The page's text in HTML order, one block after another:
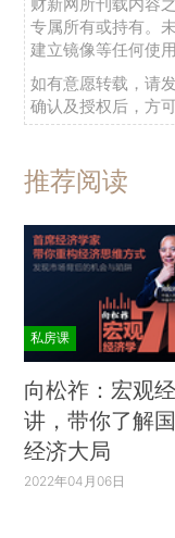
财新网所刊载内容
专属所有或持有。
建立镜像等任何使用
如有意愿转载，请
确认及授权后，方可
推荐阅读
私房课
向松祚：宏观
讲，带你了解
经济大局
2022年04月06日